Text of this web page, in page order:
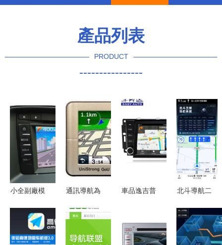
產品列表
PRODUCT
----------------
小全副廠模
航的電流聲
問題探究
通訊導航為
殊？揭秘51
比購返利網
車品逸吉普
越野精神與
北斗導航二
鎖、突圍，
終局全面主